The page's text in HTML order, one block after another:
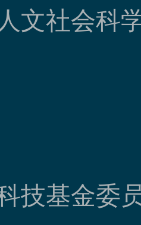
文社会科
技基金委